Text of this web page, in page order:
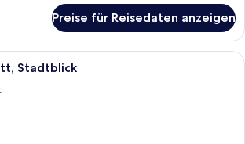
Preise für Reisedaten anzeigen
Ein modernes Hotelzimmer mit
Stadtblick